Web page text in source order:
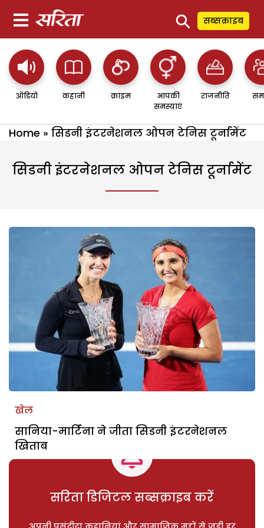
⚲ सब्सक्राइब
ऑडियो कहानी क्राइम
आपकी
समस्याएं
राजनीति
Home » सिडनी इंटरनेशनल ओपन टेनिस टूर्नामेंट
सिडनी इंटरनेशनल ओपन टेनिस टूर्नामेंट
खेल
सानिया-मार्टिना ने जीता सिडनी इंटरनेशनल
खिताब
सरिता डिजिटल सब्सक्राइब करें